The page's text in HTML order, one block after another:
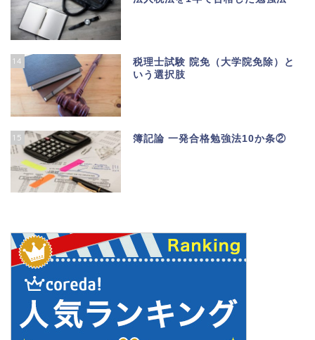
14
税理士試験 院免（大学院免除）と
いう選択肢
15 簿記論 一発合格勉強法10か条②